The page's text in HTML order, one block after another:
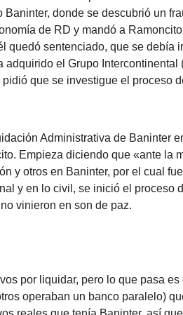
donde se descubrió un
de RD y mandó a
quedó sentenciado, que se debía
el Grupo Intercontinental
que se investigue el proceso
Administrativa de Baninter
Empieza diciendo que «ante la
y otros en Baninter, por el cual
y en lo civil, se inició el proceso
vinieron en son de paz.
por liquidar, pero lo que pasa es
operaban un banco paralelo)